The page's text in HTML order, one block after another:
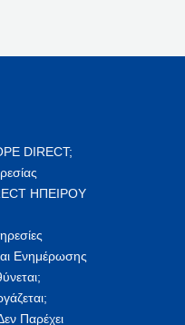
DIRECT;
ΗΠΕΙΡΟΥ
Ενημέρωσης
Παρέχει